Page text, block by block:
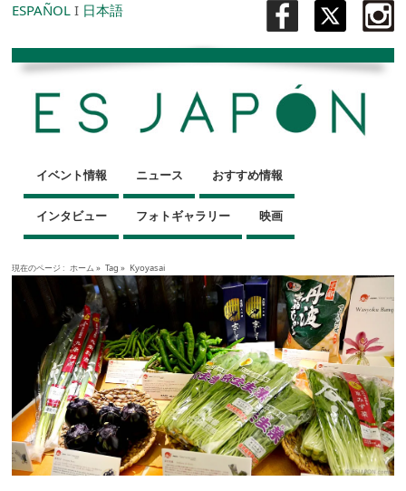
ESPAÑOL I 日本語
イベント情報 ニュース おすすめ情報
インタビュー フォトギャラリー 映画
現在のページ : ホーム » Tag » Kyoyasai